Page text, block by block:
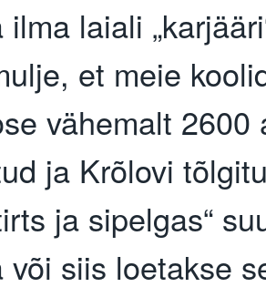
ilma laiali
et meie
vähemalt 2600
ja Krõlovi
ja sipelgas“
või siis loetakse